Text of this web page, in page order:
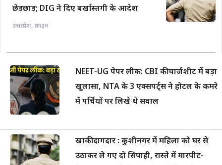
छेड़छाड़; DIG ने दिए बर्खास्तगी के आदेश
उत्तरप्रदेश, क्राइम
NEET-UG पेपर लीक: CBI की चार्जशीट में बड़ा
खुलासा, NTA के 3 एक्सपर्ट्स ने होटल के कमरे
में पर्चियों पर लिखे थे सवाल
खाकी दागदार : कुशीनगर में महिला को घर से
उठाकर ले गए दो सिपाही, रास्ते में मारपीट-